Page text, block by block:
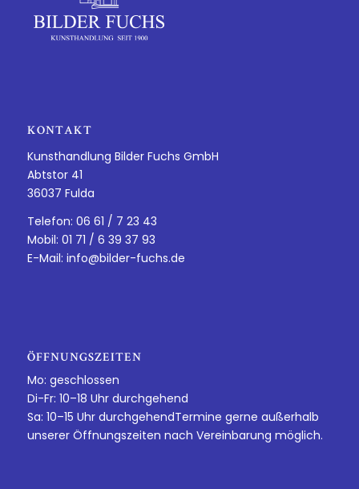
KONTAKT
Kunsthandlung Bilder Fuchs GmbH
Abtstor 41
36037 Fulda
Telefon: 06 61 / 7 23 43
Mobil: 01 71 / 6 39 37 93
E-Mail: info@bilder-fuchs.de
ÖFFNUNGSZEITEN
Mo: geschlossen
Di-Fr: 10–18 Uhr durchgehend
Sa: 10–15 Uhr durchgehendTermine gerne außerhalb
unserer Öffnungszeiten nach Vereinbarung möglich.